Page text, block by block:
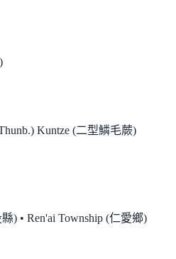
Kuntze (二型鱗毛蕨)
) • Ren'ai Township (仁愛鄉)